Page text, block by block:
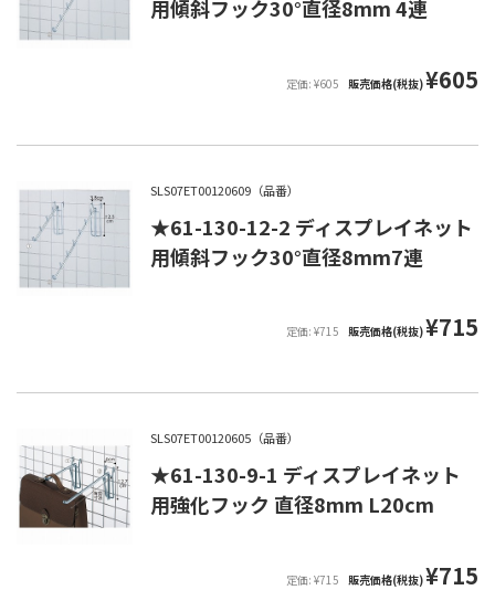
用傾斜フック30°直径8mm 4連
定価: ¥605 販売価格(税抜)¥605
SLS07ET00120609（品番）
★61-130-12-2 ディスプレイネット
用傾斜フック30°直径8mm7連
定価: ¥715 販売価格(税抜)¥715
SLS07ET00120605（品番）
★61-130-9-1 ディスプレイネット
用強化フック 直径8mm L20cm
定価: ¥715 販売価格(税抜)¥715